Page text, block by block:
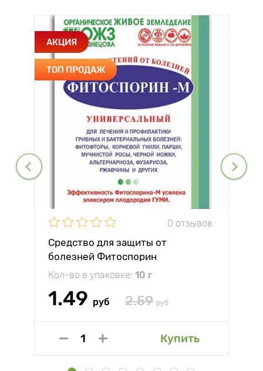
АКЦИЯ
ТОП ПРОДАЖ
0 отзывов
Средство для защиты от
болезней Фитоспорин
Кол-во в упаковке: 10 г
1.49 руб 2.59 руб
Купить